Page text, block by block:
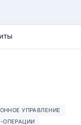
УПРАВЛЕНИЕ
ОПЕРАЦИИ